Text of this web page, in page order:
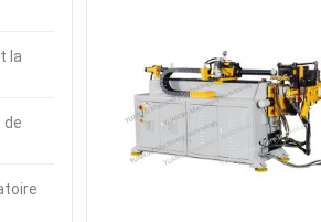
la
de